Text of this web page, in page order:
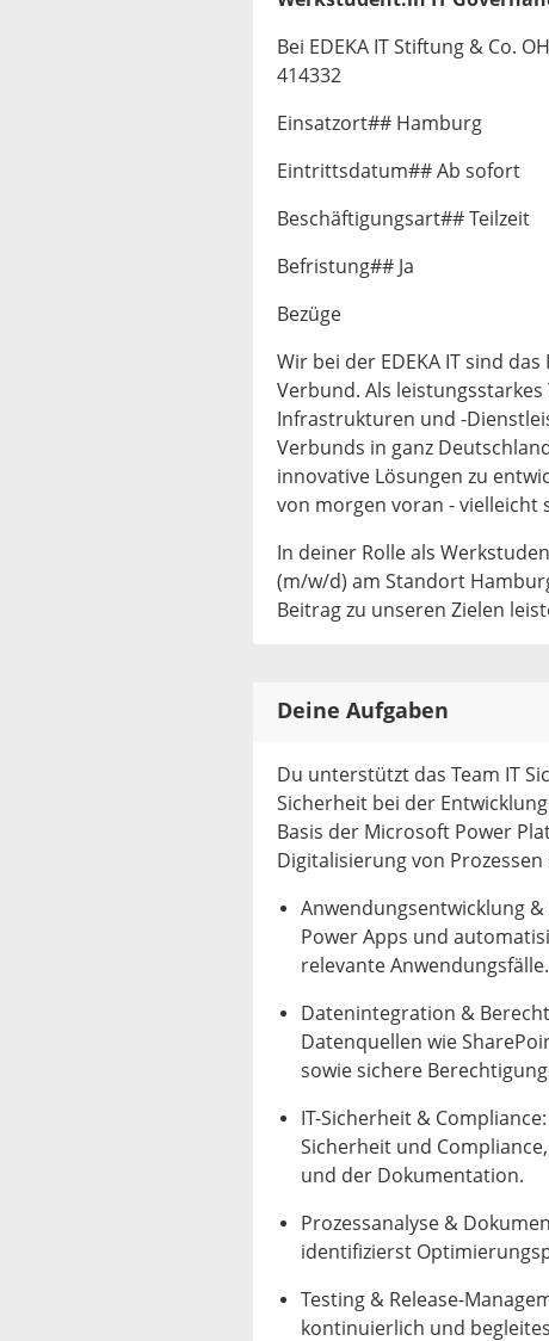
Bei EDEKA IT Stiftung & Co.
414332
Einsatzort## Hamburg
Eintrittsdatum## Ab sofort
Beschäftigungsart## Teilzeit
Befristung## Ja
Bezüge
Wir bei der EDEKA IT sind
Verbund. Als leistungsstarkes
Infrastrukturen und -
Verbunds in ganz
innovative Lösungen zu
von morgen voran - vielleicht
In deiner Rolle als
(m/w/d) am Standort
Beitrag zu unseren Zielen
Deine Aufgaben
Du unterstützt das Team IT
Sicherheit bei der
Basis der Microsoft Power
Digitalisierung von Prozessen
Anwendungsentwicklung
Power Apps und
relevante Anwendungsfälle.
Datenintegration &
Datenquellen wie
sowie sichere
IT-Sicherheit &
Sicherheit und
und der Dokumentation.
Prozessanalyse &
identifizierst
Testing & Release-
kontinuierlich und